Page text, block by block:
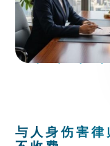
与人身伤害